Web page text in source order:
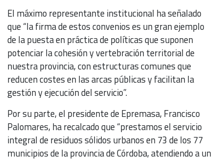
El máximo representante institucional ha señalado
que “la firma de estos convenios es un gran ejemplo
de la puesta en práctica de políticas que suponen
potenciar la cohesión y vertebración territorial de
nuestra provincia, con estructuras comunes que
reducen costes en las arcas públicas y facilitan la
gestión y ejecución del servicio”.
Por su parte, el presidente de Epremasa, Francisco
Palomares, ha recalcado que “prestamos el servicio
integral de residuos sólidos urbanos en 73 de los 77
municipios de la provincia de Córdoba, atendiendo a un